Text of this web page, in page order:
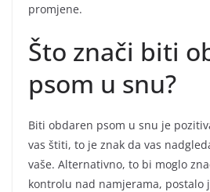
promjene.
Što znači biti
psom u snu?
Biti obdaren psom u snu je
vas štiti, to je znak da vas
vaše. Alternativno, to bi moglo
kontrolu nad namjerama, postalo